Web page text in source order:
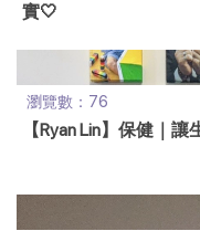
實🤍
瀏覽數：76
【Ryan Lin】保健｜